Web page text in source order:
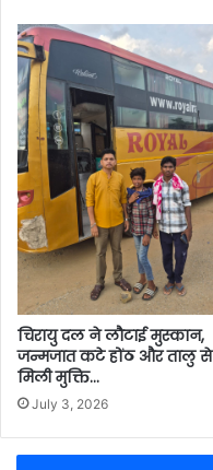
चिरायु दल ने लौटाई मुस्कान,
जन्मजात कटे होंठ और तालु से
मिली मुक्ति…
July 3, 2026